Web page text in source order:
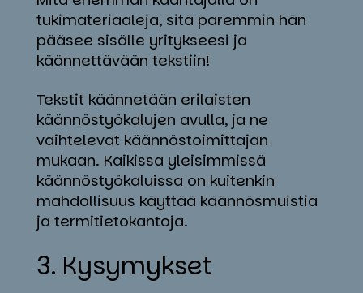
tukimateriaaleja, sitä paremmin hän
pääsee sisälle yritykseesi ja
käännettävään tekstiin!
Tekstit käännetään erilaisten
käännöstyökalujen avulla, ja ne
vaihtelevat käännöstoimittajan
mukaan. Kaikissa yleisimmissä
käännöstyökaluissa on kuitenkin
mahdollisuus käyttää käännösmuistia
ja termitietokantoja.
3. Ky­sy­myk­set